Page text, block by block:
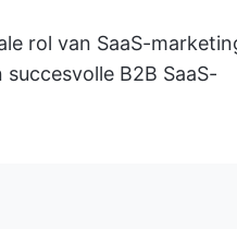
rol van SaaS-
B2B SaaS-